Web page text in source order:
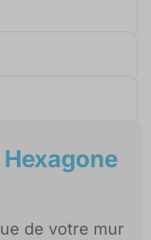
de votre mur